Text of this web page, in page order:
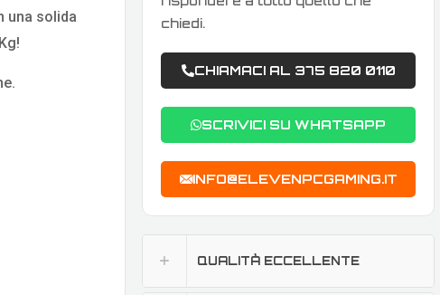
una solida
chiedi.
CHIAMACI AL 375 820 0110
SCRIVICI SU WHATSAPP
INFO@ELEVENPCGAMING.IT
QUALITÀ ECCELLENTE